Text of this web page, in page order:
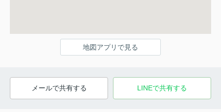
地図アプリで見る
メールで共有する LINEで共有する